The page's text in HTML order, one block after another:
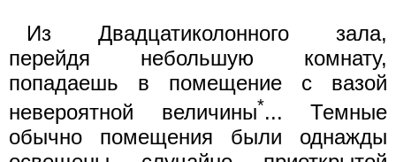
Из Двадцатиколонного зала,
перейдя небольшую комнату,
попадаешь в помещение с вазой
невероятной величины*... Темные
обычно помещения были однажды